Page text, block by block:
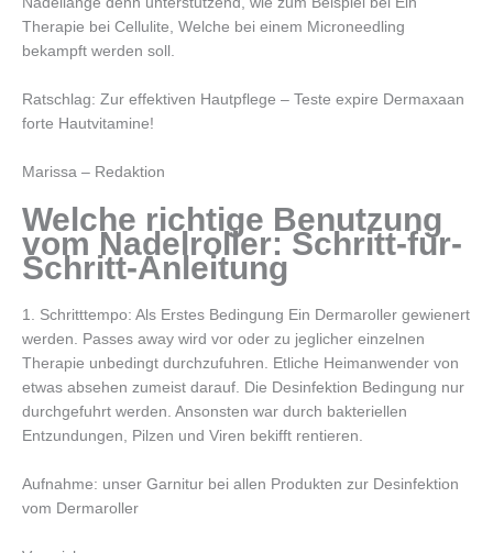
Therapie bei Cellulite, Welche bei einem Microneedling
bekampft werden soll.
Ratschlag: Zur effektiven Hautpflege – Teste expire Dermaxaan
forte Hautvitamine!
Marissa – Redaktion
Welche richtige Benutzung
vom Nadelroller: Schritt-fur-
Schritt-Anleitung
1. Schritttempo: Als Erstes Bedingung Ein Dermaroller gewienert
werden. Passes away wird vor oder zu jeglicher einzelnen
Therapie unbedingt durchzufuhren. Etliche Heimanwender von
etwas absehen zumeist darauf. Die Desinfektion Bedingung nur
durchgefuhrt werden. Ansonsten war durch bakteriellen
Entzundungen, Pilzen und Viren bekifft rentieren.
Aufnahme: unser Garnitur bei allen Produkten zur Desinfektion
vom Dermaroller